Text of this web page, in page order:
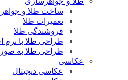
ساخت طلا و جواهر
تعمیرات طلا
فروشندگی طلا
طراحی طلا با نرم
طراحی طلا به
عکاسی
عکاسی دیجیتال